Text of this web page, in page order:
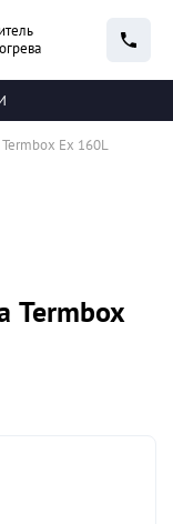
Ex 160L
Termbox